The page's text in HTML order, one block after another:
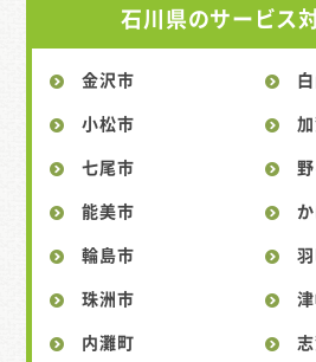
石川県のサービス
金沢市
小松市
七尾市
能美市
輪島市
珠洲市
内灘町